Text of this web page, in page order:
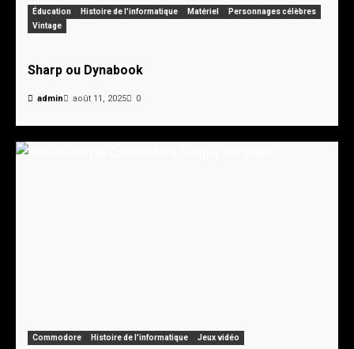
Éducation Histoire de l'informatique Matériel
Personnages célèbres
Vintage
Sharp ou Dynabook
admin août 11, 2025 0
Commodore Histoire de l'informatique Jeux vidéo